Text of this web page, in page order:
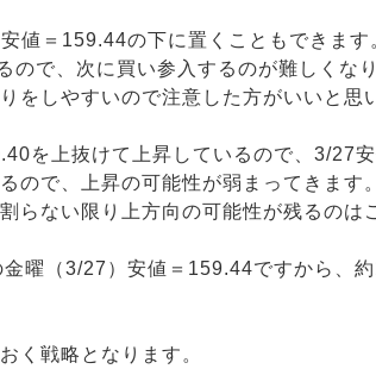
値＝159.44の下に置くこともできます
で、次に買い参入するのが難しくなり
をしやすいので注意した方がいいと思
を上抜けて上昇しているので、3/27
ので、上昇の可能性が弱まってきます。
らない限り上方向の可能性が残るのは
曜（3/27）安値＝159.44ですから、
く戦略となります。